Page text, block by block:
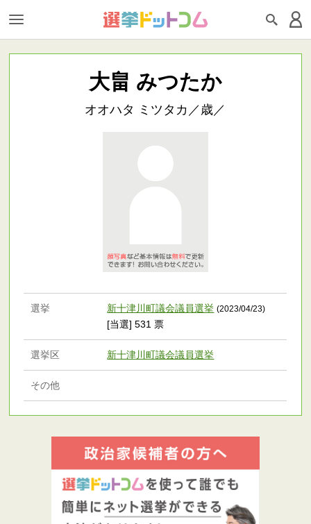
大畠 みつたか
オオハタ ミツタカ／歳／
選挙 新十津川町議会議員選挙 (2023/04/23)
[当選] 531 票
選挙区 新十津川町議会議員選挙
その他